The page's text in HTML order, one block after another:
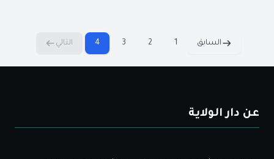
السابق 1
2
3
4 التالي
عن دار الولاية